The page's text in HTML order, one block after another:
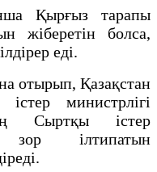
Қырғыз тарапы
жіберетін болса,
еді.
отырып, Қазақстан
министрлігі
Сыртқы істер
зор ілтипатын